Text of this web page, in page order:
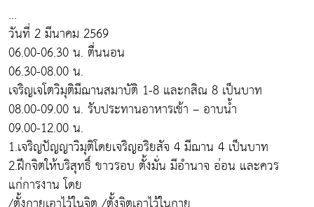
...
วันที่ 2 มีนาคม 2569
06.00-06.30 น. ตื่นนอน
06.30-08.00 น.
เจริญเจโตวิมุติมีฌานสมาบัติ 1-8 และกสิณ 8 เป็นบาท
08.00-09.00 น. รับประทานอาหารเช้า – อาบน้ำ
09.00-12.00 น.
1.เจริญปัญญาวิมุติโดยเจริญอริยสัจ 4 มีฌาน 4 เป็นบาท
2.ฝึกจิตให้บริสุทธิ์ ขาวรอบ ตั้งมั่น มีอำนาจ อ่อน และควร
แก่การงาน โดย